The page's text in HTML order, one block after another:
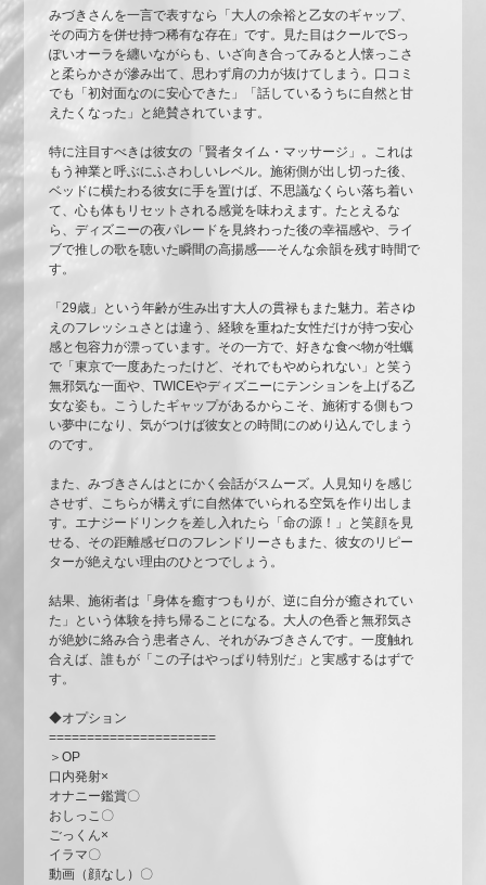
みづきさんを一言で表すなら「大人の余裕と乙女のギャップ、
その両方を併せ持つ稀有な存在」です。見た目はクールでSっ
ぽいオーラを纏いながらも、いざ向き合ってみると人懐っこさ
と柔らかさが滲み出て、思わず肩の力が抜けてしまう。口コミ
でも「初対面なのに安心できた」「話しているうちに自然と甘
えたくなった」と絶賛されています。
特に注目すべきは彼女の「賢者タイム・マッサージ」。これは
もう神業と呼ぶにふさわしいレベル。施術側が出し切った後、
ベッドに横たわる彼女に手を置けば、不思議なくらい落ち着い
て、心も体もリセットされる感覚を味わえます。たとえるな
ら、ディズニーの夜パレードを見終わった後の幸福感や、ライ
ブで推しの歌を聴いた瞬間の高揚感──そんな余韻を残す時間で
す。
「29歳」という年齢が生み出す大人の貫禄もまた魅力。若さゆ
えのフレッシュさとは違う、経験を重ねた女性だけが持つ安心
感と包容力が漂っています。その一方で、好きな食べ物が牡蠣
で「東京で一度あたったけど、それでもやめられない」と笑う
無邪気な一面や、TWICEやディズニーにテンションを上げる乙
女な姿も。こうしたギャップがあるからこそ、施術する側もつ
い夢中になり、気がつけば彼女との時間にのめり込んでしまう
のです。
また、みづきさんはとにかく会話がスムーズ。人見知りを感じ
させず、こちらが構えずに自然体でいられる空気を作り出しま
す。エナジードリンクを差し入れたら「命の源！」と笑顔を見
せる、その距離感ゼロのフレンドリーさもまた、彼女のリピー
ターが絶えない理由のひとつでしょう。
結果、施術者は「身体を癒すつもりが、逆に自分が癒されてい
た」という体験を持ち帰ることになる。大人の色香と無邪気さ
が絶妙に絡み合う患者さん、それがみづきさんです。一度触れ
合えば、誰もが「この子はやっぱり特別だ」と実感するはずで
す。
◆オプション
======================
＞OP
口内発射×
オナニー鑑賞〇
おしっこ〇
ごっくん×
イラマ〇
動画（顔なし）〇